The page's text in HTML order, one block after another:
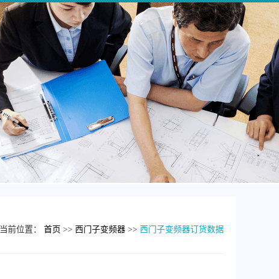
当前位置： 首页 >> 西门子变频器 >> 西门子变频器订货数据